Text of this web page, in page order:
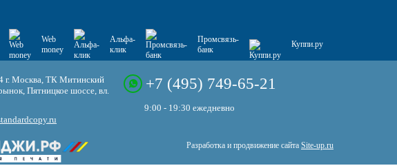
Web
money
Альфа-
клик
Промсвязь-
банк
Куппи.ру
г. Москва, ТК Митинский
Пятницкое шоссе, вл.
+7 (495) 749-65-21
9:00 - 19:30 ежедневно
Разработка и продвижение сайта Site-up.ru